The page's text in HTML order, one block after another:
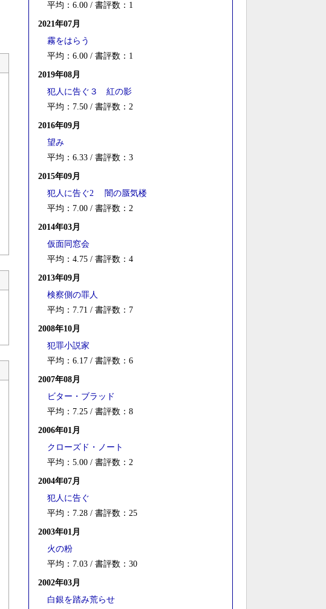
平均：6.00 / 書評数：1
2021年07月
霧をはらう
平均：6.00 / 書評数：1
2019年08月
犯人に告ぐ３ 紅の影
平均：7.50 / 書評数：2
2016年09月
望み
平均：6.33 / 書評数：3
2015年09月
犯人に告ぐ2 闇の蜃気楼
平均：7.00 / 書評数：2
2014年03月
仮面同窓会
平均：4.75 / 書評数：4
2013年09月
検察側の罪人
平均：7.71 / 書評数：7
2008年10月
犯罪小説家
平均：6.17 / 書評数：6
2007年08月
ビター・ブラッド
平均：7.25 / 書評数：8
2006年01月
クローズド・ノート
平均：5.00 / 書評数：2
2004年07月
犯人に告ぐ
平均：7.28 / 書評数：25
2003年01月
火の粉
平均：7.03 / 書評数：30
2002年03月
白銀を踏み荒らせ